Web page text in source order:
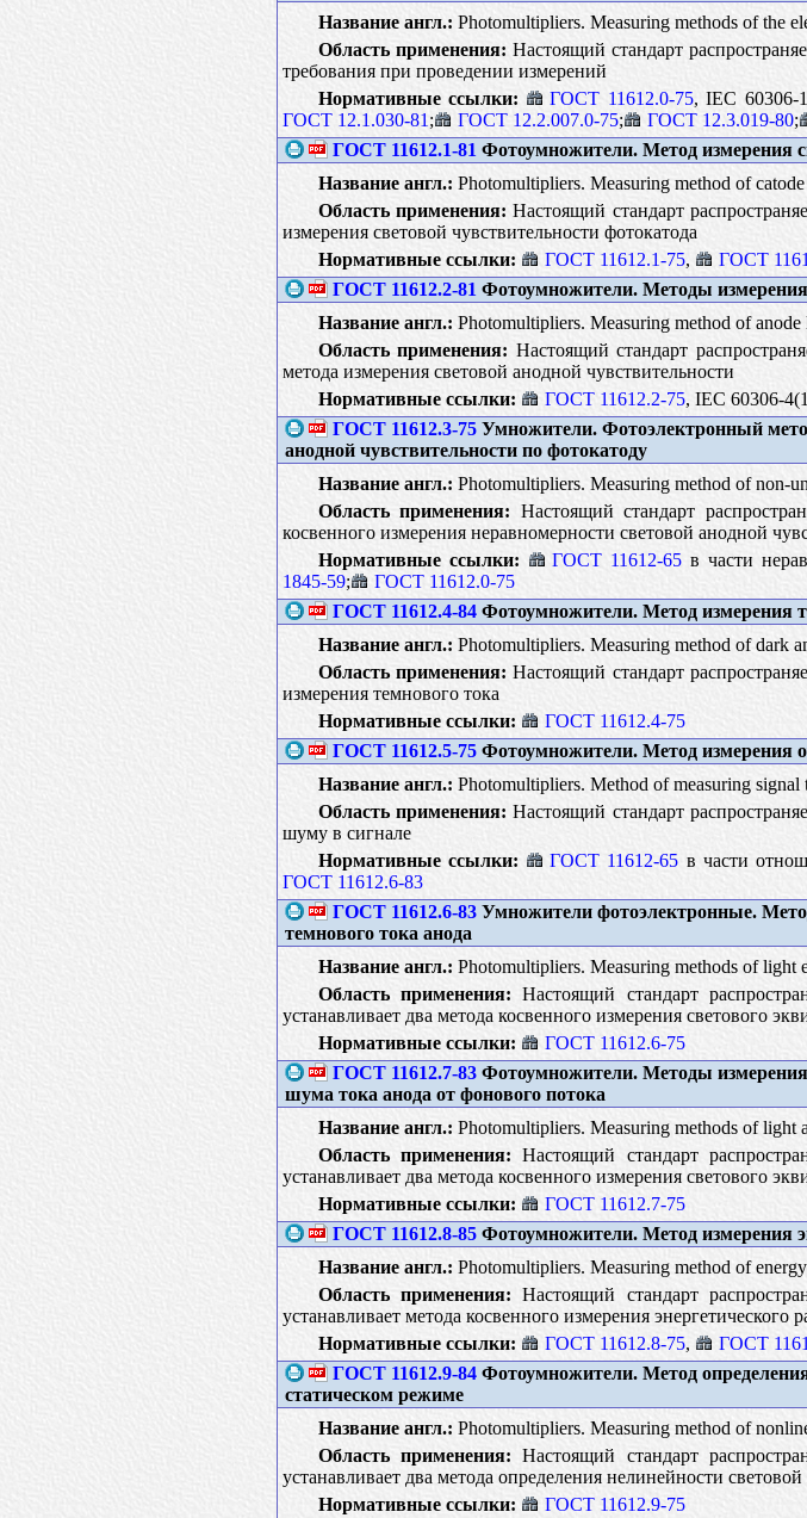
Название англ.: Photomultipliers. Measuring methods of the
Область применения: Настоящий стандарт
требования при проведении измерений
Нормативные ссылки:
ГОСТ 11612.0-75, IEC 60306-
ГОСТ 12.1.030-81 ; ГОСТ 12.2.007.0-75; ГОСТ 12.3.019-80;
ГОСТ 11612.1-81 Фотоумножители. Метод измерения
Название англ.: Photomultipliers. Measuring method of
Область применения: Настоящий стандарт
измерения световой чувствительности фотокатода
Нормативные ссылки:
ГОСТ 11612.1-75,
ГОСТ
ГОСТ 11612.2-81 Фотоумножители. Методы измерения
Название англ.: Photomultipliers. Measuring method of
Область применения: Настоящий стандарт
метода измерения световой анодной чувствительности
Нормативные ссылки:
ГОСТ 11612.2-75, IEC 60306-
ГОСТ 11612.3-75Умножители. Фотоэлектронный
анодной чувствительности по фотокатоду
Название англ.: Photomultipliers. Measuring method of non-
Область применения: Настоящий стандарт
косвенного измерения неравномерности световой анодной
Нормативные ссылки:
ГОСТ 11612-65в части
1845-59;
ГОСТ 11612.0-75
ГОСТ 11612.4-84Фотоумножители. Метод измерения
Название англ.: Photomultipliers. Measuring method of dark
Область применения: Настоящий стандарт
измерения темнового тока
Нормативные ссылки:
ГОСТ 11612.4-75
ГОСТ 11612.5-75Фотоумножители. Метод измерения
Название англ.: Photomultipliers. Method of measuring
Область применения: Настоящий стандарт
шуму в сигнале
Нормативные ссылки:
ГОСТ 11612-65 в части
ГОСТ 11612.6-83
ГОСТ 11612.6-83Умножители фотоэлектронные.
темнового тока анода
Название англ.: Photomultipliers. Measuring methods of light
Область применения: Настоящий стандарт
устанавливает два метода косвенного измерения светового
Нормативные ссылки:
ГОСТ 11612.6-75
ГОСТ 11612.7-83Фотоумножители. Методы измерения
шума тока анода от фонового потока
Название англ.: Photomultipliers. Measuring methods of light
Область применения: Настоящий стандарт
устанавливает два метода косвенного измерения светового
Нормативные ссылки:
ГОСТ 11612.7-75
ГОСТ 11612.8-85Фотоумножители. Метод измерения
Название англ.: Photomultipliers. Measuring method of
Область применения: Настоящий стандарт
устанавливает метода косвенного измерения энергетического
Нормативные ссылки:
ГОСТ 11612.8-75, ГОСТ
ГОСТ 11612.9-84Фотоумножители. Метод
статическом режиме
Название англ.: Photomultipliers. Measuring method of
Область применения: Настоящий стандарт
устанавливает два метода определения нелинейности
Нормативные ссылки:
ГОСТ 11612.9-75